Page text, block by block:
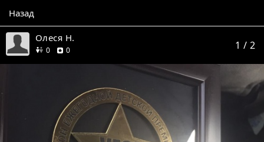
Назад
Олеся Н.
0друзей
0отзывов 1 / 2